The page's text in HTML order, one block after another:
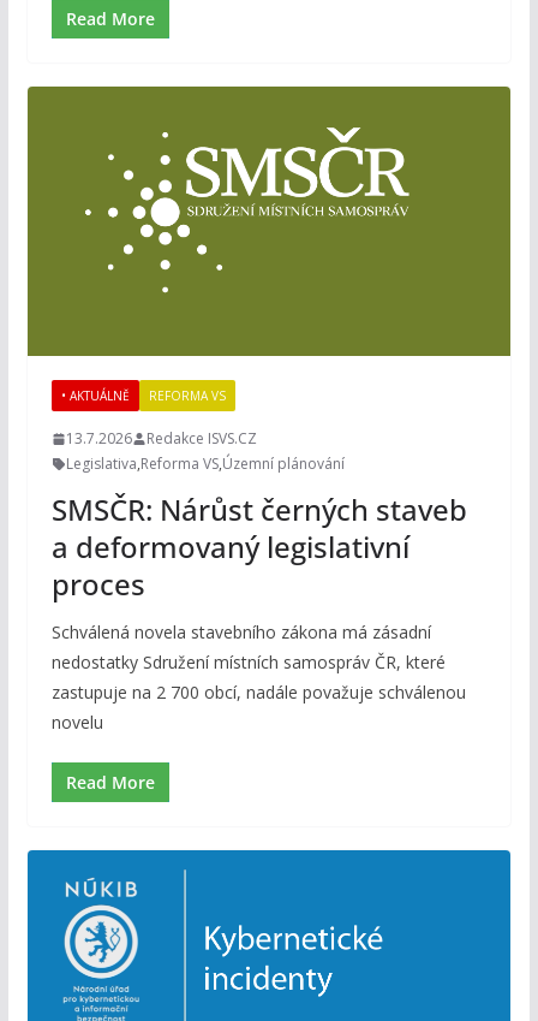
Read More
• AKTUÁLNĚ REFORMA VS
13.7.2026
Redakce ISVS.CZ
Legislativa,Reforma VS,Územní plánování
SMSČR: Nárůst černých staveb
a deformovaný legislativní
proces
Schválená novela stavebního zákona má zásadní
nedostatky Sdružení místních samospráv ČR, které
zastupuje na 2 700 obcí, nadále považuje schválenou
novelu
Read More